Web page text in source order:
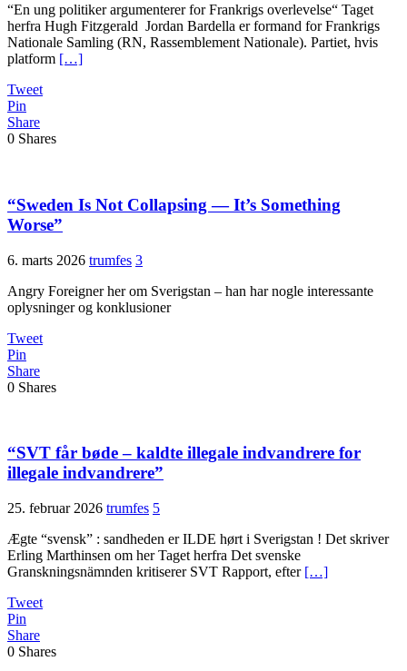
“En ung politiker argumenterer for Frankrigs overlevelse“ Taget
herfra Hugh Fitzgerald Jordan Bardella er formand for Frankrigs
Nationale Samling (RN, Rassemblement Nationale). Partiet, hvis
platform […]
Tweet
Pin
Share
0 Shares
“Sweden Is Not Collapsing — It’s Something
Worse”
6. marts 2026 trumfes 3
Angry Foreigner her om Sverigstan – han har nogle interessante
oplysninger og konklusioner
Tweet
Pin
Share
0 Shares
“SVT får bøde – kaldte illegale indvandrere for
illegale indvandrere”
25. februar 2026 trumfes 5
Ægte “svensk” : sandheden er ILDE hørt i Sverigstan ! Det skriver
Erling Marthinsen om her Taget herfra Det svenske
Granskningsnämnden kritiserer SVT Rapport, efter […]
Tweet
Pin
Share
0 Shares